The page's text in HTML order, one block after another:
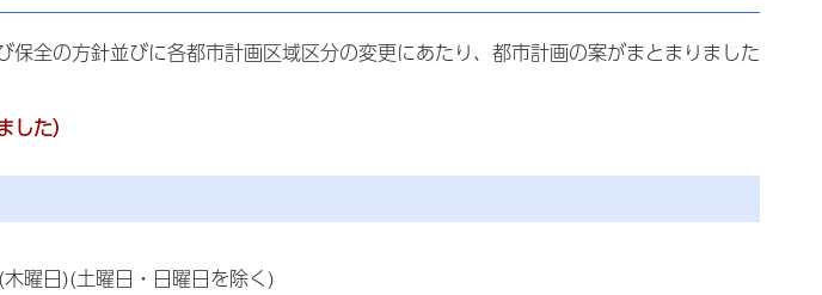
全の方針並びに各都市計画区域区分の変更にあたり、都市計画の案がまとまりました
た）
曜日)(土曜日・日曜日を除く)